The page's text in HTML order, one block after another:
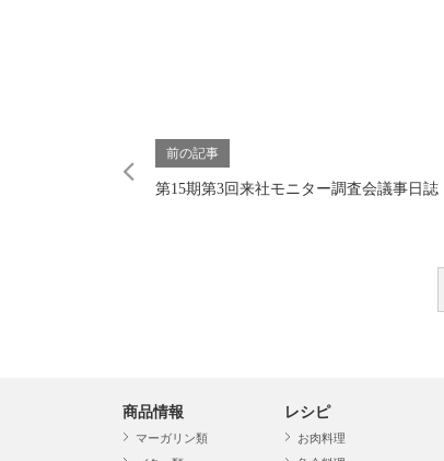
前の記事
第15期第3回来社モニター調査会議事日誌
商品情報
マーガリン類
レシピ
お肉料理